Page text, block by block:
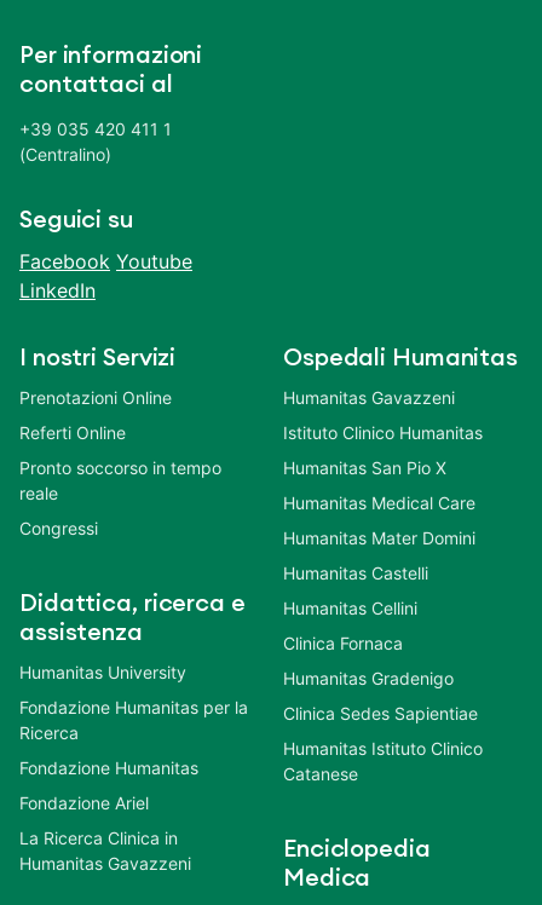
Per informazioni
contattaci al
+39 035 420 411 1
(Centralino)
Seguici su
Facebook Youtube
LinkedIn
I nostri Servizi
Prenotazioni Online
Referti Online
Pronto soccorso in tempo
reale
Congressi
Didattica, ricerca e
assistenza
Humanitas University
Fondazione Humanitas per la
Ricerca
Fondazione Humanitas
Fondazione Ariel
La Ricerca Clinica in
Humanitas Gavazzeni
Ospedali Humanitas
Humanitas Gavazzeni
Istituto Clinico Humanitas
Humanitas San Pio X
Humanitas Medical Care
Humanitas Mater Domini
Humanitas Castelli
Humanitas Cellini
Clinica Fornaca
Humanitas Gradenigo
Clinica Sedes Sapientiae
Humanitas Istituto Clinico
Catanese
Enciclopedia
Medica